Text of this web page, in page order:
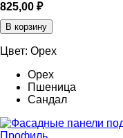
825,00 ₽
В корзину
Цвет: Орех
Орех
Пшеница
Сандал